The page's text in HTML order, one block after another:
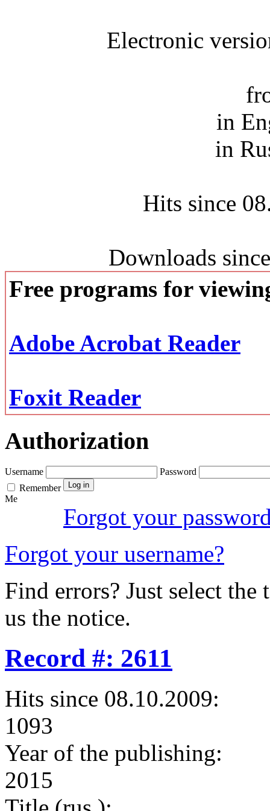
Electronic
in
in
Hits since
Downloads
Free programs for
Adobe Acrobat Reader
Foxit Reader
Authorization
Username
Password
Remember
Me
Forgot your
Forgot your username?
Find errors? Just select
us the notice.
Record #: 2611
Hits since 08.10.2009:
1093
Year of the publishing:
2015